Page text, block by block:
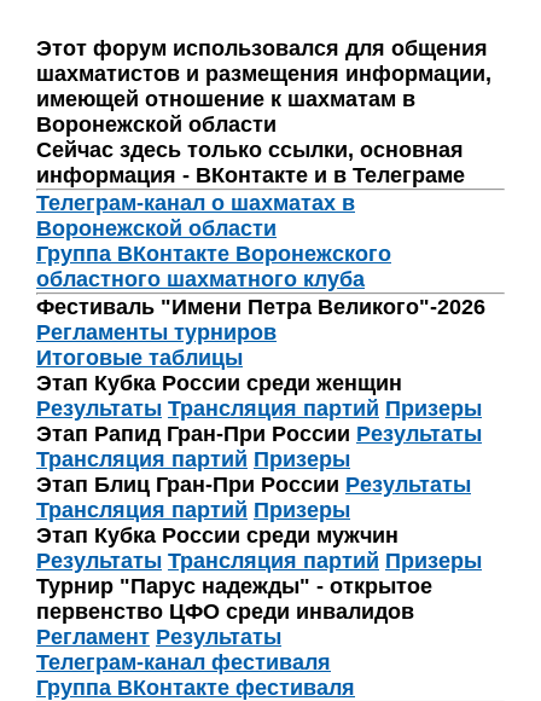
Этот форум использовался для общения
шахматистов и размещения информации,
имеющей отношение к шахматам в
Воронежской области
Сейчас здесь только ссылки, основная
информация - ВКонтакте и в Телеграме
Телеграм-канал о шахматах в
Воронежской области
Группа ВКонтакте Воронежского
областного шахматного клуба
Фестиваль "Имени Петра Великого"-2026
Регламенты турниров
Итоговые таблицы
Этап Кубка России среди женщин
Результаты Трансляция партий Призеры
Этап Рапид Гран-При России Результаты
Трансляция партий Призеры
Этап Блиц Гран-При России Результаты
Трансляция партий Призеры
Этап Кубка России среди мужчин
Результаты Трансляция партий Призеры
Турнир "Парус надежды" - открытое
первенство ЦФО среди инвалидов
Регламент Результаты
Телеграм-канал фестиваля
Группа ВКонтакте фестиваля